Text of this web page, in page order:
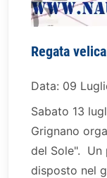
Regata
Data: 09
Sabato 13
Grignano
del Sole". Un
disposto nel